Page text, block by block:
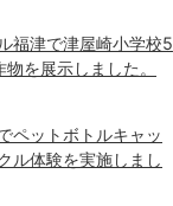
福津で津屋崎小学校5
を展示しました。
ペットボトルキャッ
ル体験を実施しまし